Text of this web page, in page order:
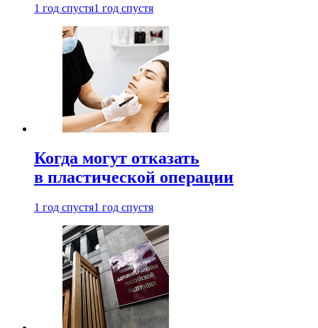
1 год спустя1 год спустя
Когда могут отказать
в пластической операции
1 год спустя1 год спустя